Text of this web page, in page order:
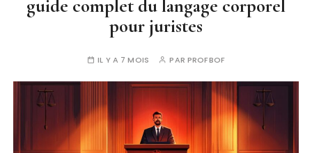
guide complet du langage corporel
pour juristes
IL Y A 7 MOIS PAR PROFBOF